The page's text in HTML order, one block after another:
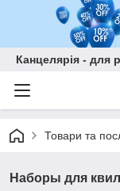
Канцелярія - для
Товари та
Наборы для